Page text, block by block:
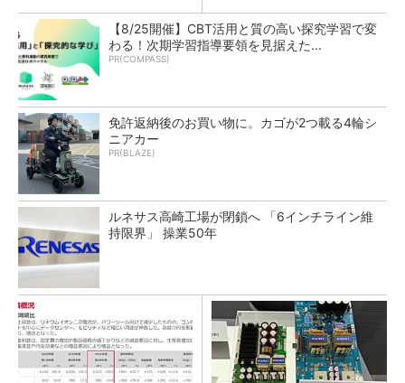
【8/25開催】CBT活用と質の高い探究学習で変
わる！次期学習指導要領を見据えた...
PR(COMPASS)
免許返納後のお買い物に。カゴが2つ載る4輪シ
ニアカー
PR(BLAZE)
ルネサス高崎工場が閉鎖へ 「6インチライン維
持限界」 操業50年